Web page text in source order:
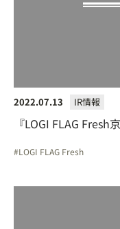
2022.07.13 IR情報
『LOGI FLAG
LOGI FLAG Fresh